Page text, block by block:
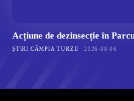
Acțiune de dezinsecție în
ȘTIRI CÂMPIA TURZII 2026-08-06